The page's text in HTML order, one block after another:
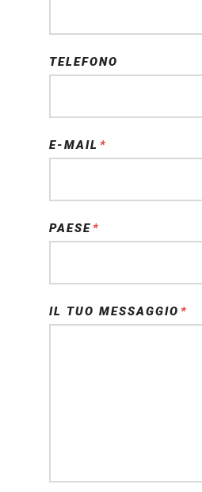
TELEFONO
E-MAIL *
CAMPO OBBLIGATORIO
PAESE *
CAMPO OBBLIGATORIO
IL TUO MESSAGGIO *
CAMPO OBBLIGATORIO